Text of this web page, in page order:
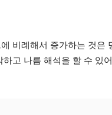
비례해서 증가하는 것은
고 나름 해석을 할 수 있